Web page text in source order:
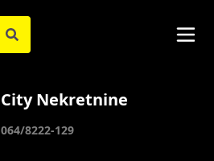
City Nekretnine
064/8222-129